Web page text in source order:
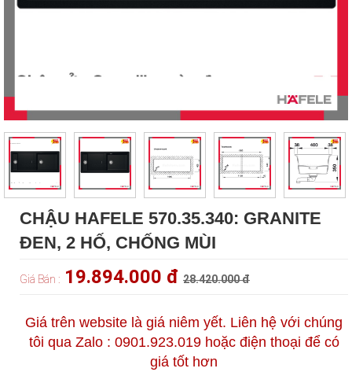
CHẬU HAFELE 570.35.340: GRANITE
ĐEN, 2 HỐ, CHỐNG MÙI
Giá Bán : 19.894.000 đ 28.420.000 đ
Giá trên website là giá niêm yết. Liên hệ với chúng
tôi qua Zalo : 0901.923.019 hoặc điện thoại để có
giá tốt hơn